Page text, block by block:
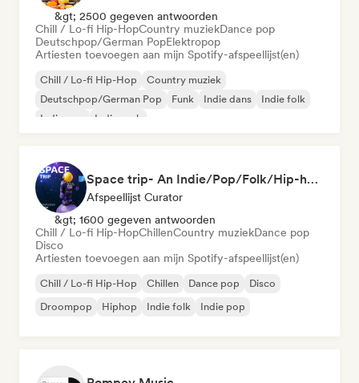
&gt; 2500 gegeven antwoorden
Chill / Lo-fi Hip-HopCountry muziekDance pop
Deutschpop/German PopElektropop
Artiesten toevoegen aan mijn Spotify-afspeellijst(en)
Chill / Lo-fi Hip-Hop
Country muziek
Deutschpop/German Pop
Funk Indie dans
Indie folk
Indie pop
Indie rock
Space trip- An Indie/Pop/Folk/Hip-hop/Rock Playlist
Afspeellijst Curator
&gt; 1600 gegeven antwoorden
Chill / Lo-fi Hip-HopChillenCountry muziekDance pop
Disco
Artiesten toevoegen aan mijn Spotify-afspeellijst(en)
Chill / Lo-fi Hip-Hop Chillen Dance pop
Disco
Droompop
Hiphop Indie folk Indie pop